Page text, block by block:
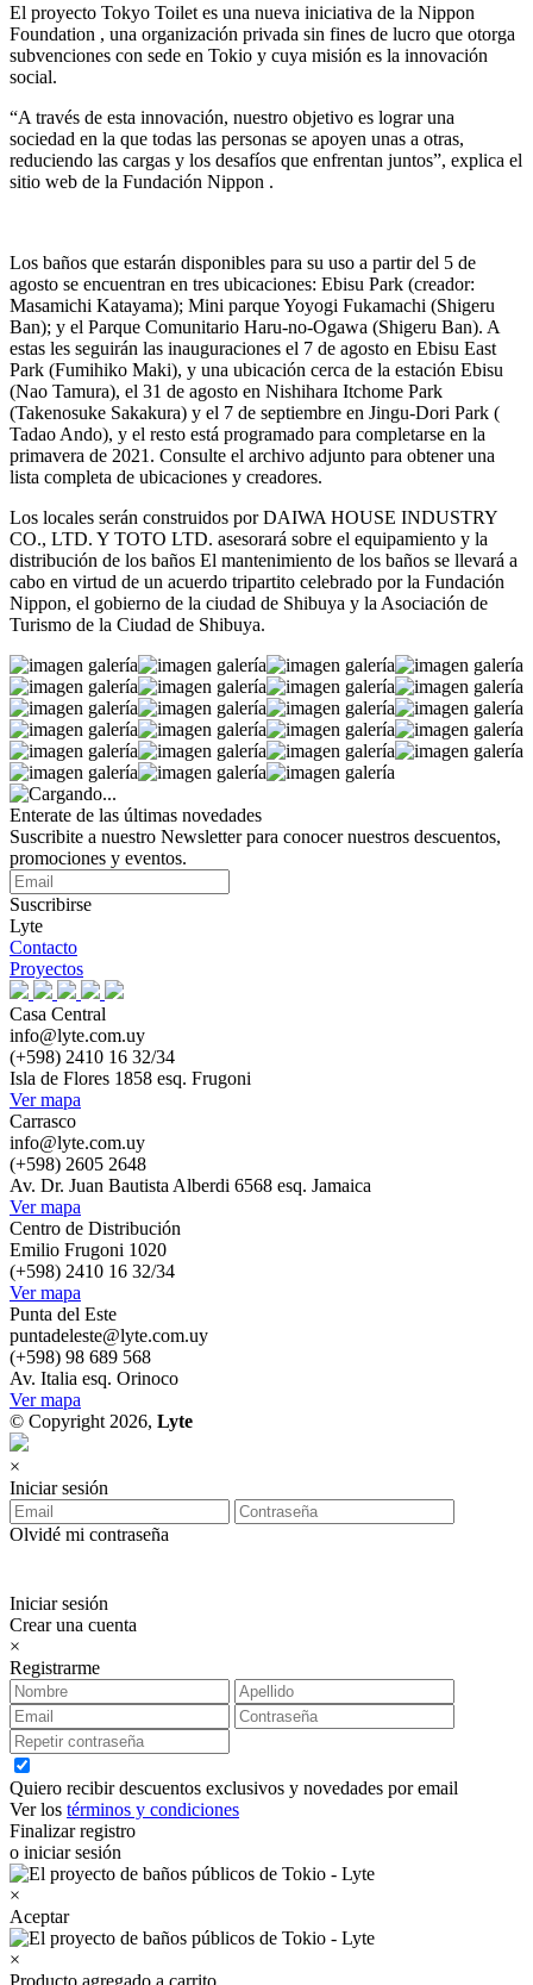
El proyecto Tokyo Toilet es una nueva iniciativa de la Nippon
Foundation , una organización privada sin fines de lucro que otorga
subvenciones con sede en Tokio y cuya misión es la innovación
social.
“A través de esta innovación, nuestro objetivo es lograr una
sociedad en la que todas las personas se apoyen unas a otras,
reduciendo las cargas y los desafíos que enfrentan juntos”, explica el
sitio web de la Fundación Nippon .
Los baños que estarán disponibles para su uso a partir del 5 de
agosto se encuentran en tres ubicaciones: Ebisu Park (creador:
Masamichi Katayama); Mini parque Yoyogi Fukamachi (Shigeru
Ban); y el Parque Comunitario Haru-no-Ogawa (Shigeru Ban). A
estas les seguirán las inauguraciones el 7 de agosto en Ebisu East
Park (Fumihiko Maki), y una ubicación cerca de la estación Ebisu
(Nao Tamura), el 31 de agosto en Nishihara Itchome Park
(Takenosuke Sakakura) y el 7 de septiembre en Jingu-Dori Park (
Tadao Ando), y el resto está programado para completarse en la
primavera de 2021. Consulte el archivo adjunto para obtener una
lista completa de ubicaciones y creadores.
Los locales serán construidos por DAIWA HOUSE INDUSTRY
CO., LTD. Y TOTO LTD. asesorará sobre el equipamiento y la
distribución de los baños El mantenimiento de los baños se llevará a
cabo en virtud de un acuerdo tripartito celebrado por la Fundación
Nippon, el gobierno de la ciudad de Shibuya y la Asociación de
Turismo de la Ciudad de Shibuya.
Enterate de las últimas novedades
Suscribite a nuestro Newsletter para conocer nuestros descuentos,
promociones y eventos.
Suscribirse
Lyte
Contacto
Proyectos
Casa Central
info@lyte.com.uy
(+598) 2410 16 32/34
Isla de Flores 1858 esq. Frugoni
Ver mapa
Carrasco
info@lyte.com.uy
(+598) 2605 2648
Av. Dr. Juan Bautista Alberdi 6568 esq. Jamaica
Ver mapa
Centro de Distribución
Emilio Frugoni 1020
(+598) 2410 16 32/34
Ver mapa
Punta del Este
puntadeleste@lyte.com.uy
(+598) 98 689 568
Av. Italia esq. Orinoco
Ver mapa
© Copyright 2026, Lyte
×
Iniciar sesión
Olvidé mi contraseña
Iniciar sesión
Crear una cuenta
×
Registrarme
Quiero recibir descuentos exclusivos y novedades por email
Ver los términos y condiciones
Finalizar registro
o iniciar sesión
×
Aceptar
×
Producto agregado a carrito